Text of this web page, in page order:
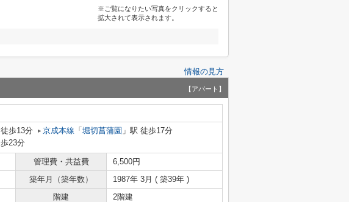
※ご覧になりたい写真をクリックすると
拡大されて表示されます。
情報の見方
【アパート】
徒歩13分 京成本線 「 堀切菖蒲園 」駅 徒歩17分
23分
管理費・共益費
6,500円
築年月（築年数）
1987年 3月 ( 築39年 )
階建 2階建